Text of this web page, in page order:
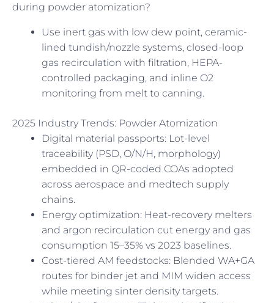
during powder atomization?
Use inert gas with low dew point, ceramic-
lined tundish/nozzle systems, closed-loop
gas recirculation with filtration, HEPA-
controlled packaging, and inline O2
monitoring from melt to canning.
2025 Industry Trends: Powder Atomization
Digital material passports: Lot-level
traceability (PSD, O/N/H, morphology)
embedded in QR-coded COAs adopted
across aerospace and medtech supply
chains.
Energy optimization: Heat-recovery melters
and argon recirculation cut energy and gas
consumption 15–35% vs 2023 baselines.
Cost-tiered AM feedstocks: Blended WA+GA
routes for binder jet and MIM widen access
while meeting sinter density targets.